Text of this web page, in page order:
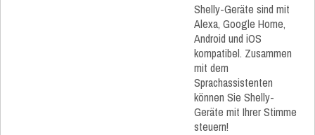
Shelly-Geräte sind mit
Alexa, Google Home,
Android und iOS
kompatibel. Zusammen
mit dem
Sprachassistenten
können Sie Shelly-
Geräte mit Ihrer Stimme
steuern!